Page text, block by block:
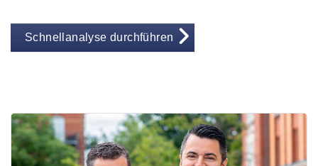
Schnellanalyse durchführen